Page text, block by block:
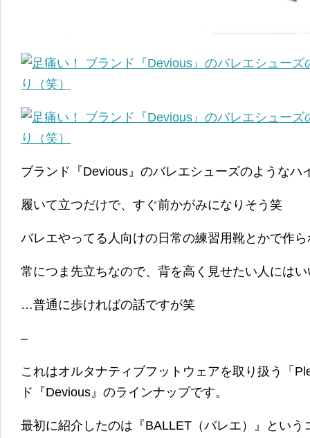
ブランド『Devious』のバレエシューズのようなハ
履いて立つだけで、すぐ前かがみになりそう笑
バレエやってる人向けの日常の練習用靴とかで作
常につま先立ちなので、背を高く見せたい人には
…普通に歩ければの話ですが笑
–
これはオルタナティブフットウェアを取り扱う「
ド『Devious』のラインナップです。
最初に紹介したのは『BALLET（バレエ）』という